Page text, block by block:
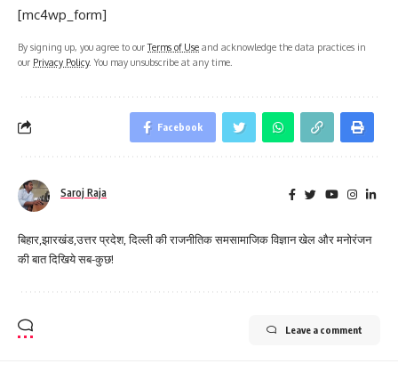
[mc4wp_form]
By signing up, you agree to ourTerms of Use and acknowledge the data practices in
our Privacy Policy. You may unsubscribe at any time.
Facebook
Saroj Raja
बिहार,झारखंड,उत्तर प्रदेश, दिल्ली की राजनीतिक समसामाजिक विज्ञान खेल और मनोरंजन
की बात दिखिये सब-कुछ!
Leave a comment